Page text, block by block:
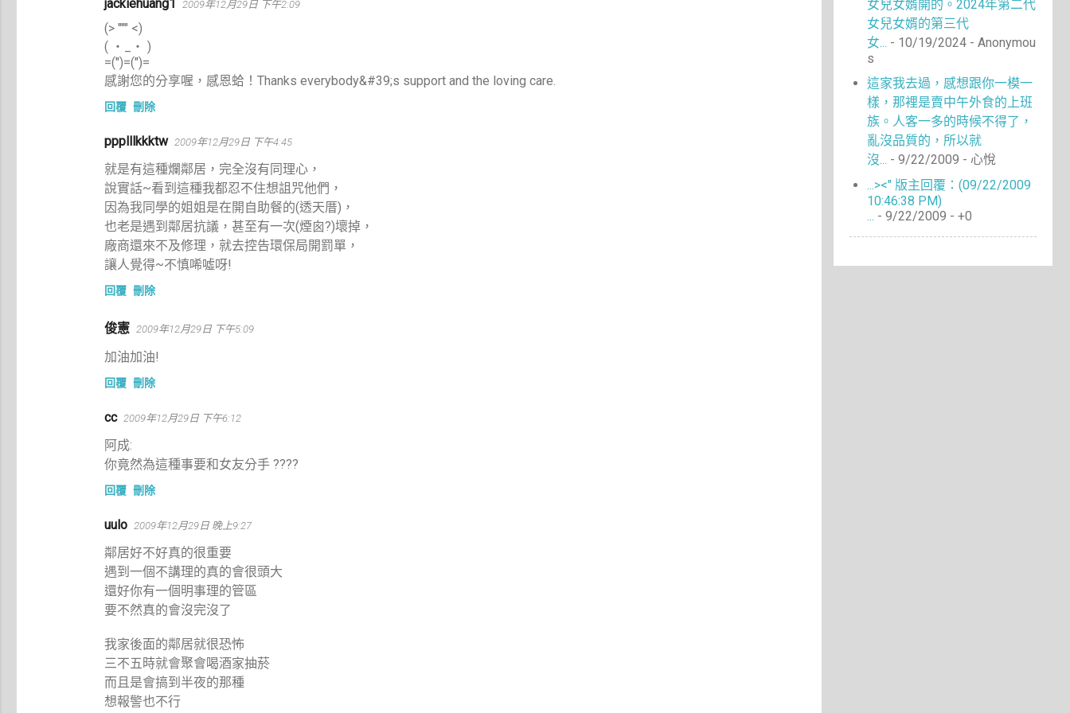
jackiehuang1 2009年12月29日 下午2:09
(> """ <)
( ‧_‧ )
=(")=(")=
感謝您的分享喔，感恩蛤！Thanks everybody&#39;s support and the loving care.
回覆 刪除
ppplllkkktw 2009年12月29日 下午4:45
就是有這種爛鄰居，完全沒有同理心，
說實話~看到這種我都忍不住想詛咒他們，
因為我同學的姐姐是在開自助餐的(透天厝)，
也老是遇到鄰居抗議，甚至有一次(煙囪?)壞掉，
廠商還來不及修理，就去控告環保局開罰單，
讓人覺得~不慎唏噓呀!
回覆 刪除
俊憲 2009年12月29日 下午5:09
加油加油!
回覆 刪除
cc 2009年12月29日 下午6:12
阿成:
你竟然為這種事要和女友分手 ????
回覆 刪除
uulo 2009年12月29日 晚上9:27
鄰居好不好真的很重要
遇到一個不講理的真的會很頭大
還好你有一個明事理的管區
要不然真的會沒完沒了
我家後面的鄰居就很恐怖
三不五時就會聚會喝酒家抽菸
而且是會搞到半夜的那種
想報警也不行
女兒女婿開的。2024年第二代
女兒女婿的第三代
女... - 10/19/2024 - Anonymou
s
這家我去過，感想跟你一模一
樣，那裡是賣中午外食的上班
族。人客一多的時候不得了，
亂沒品質的，所以就
沒... - 9/22/2009 - 心悅
...><" 版主回覆：(09/22/2009
10:46:38 PM)
... - 9/22/2009 - +0